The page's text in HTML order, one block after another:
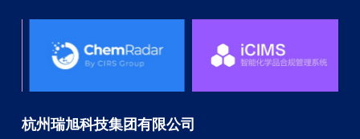
杭州瑞旭科技集团有限公司